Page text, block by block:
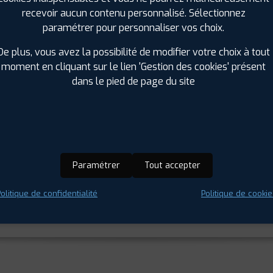
recevoir aucun contenu personnalisé. Sélectionnez
paramétrer pour personnaliser vos choix.
plus, vous avez la possibilité de modifier votre choix à tout
moment en cliquant sur le lien 'Gestion des cookies' présent
dans le pied de page du site
Paramétrer Tout accepter
de confidentialité Politique de